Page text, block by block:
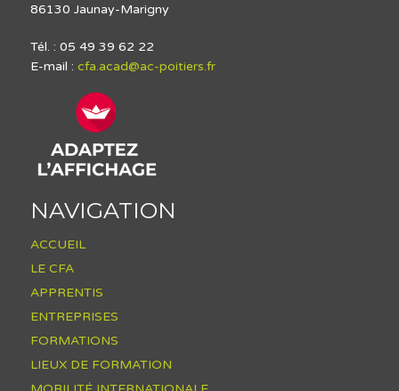
86130 Jaunay-Marigny
Tél. : 05 49 39 62 22
E-mail : cfa.acad@ac-poitiers.fr
NAVIGATION
ACCUEIL
LE CFA
APPRENTIS
ENTREPRISES
FORMATIONS
LIEUX DE FORMATION